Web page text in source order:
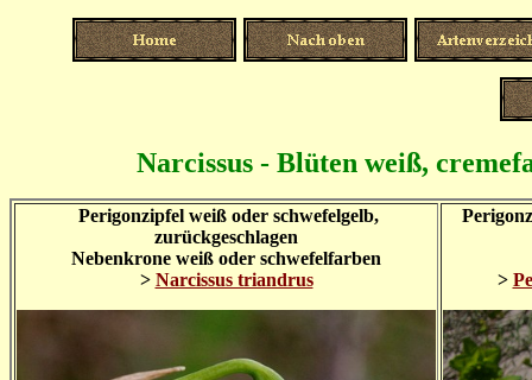
Narcissus - Blüten weiß,
Perigonzipfel weiß oder schwefelgelb,
zurückgeschlagen
Nebenkrone weiß oder schwefelfarben
> Narcissus triandrus >